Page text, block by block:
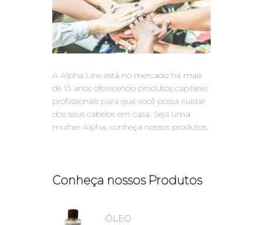
A Alpha Line está no mercado há mais
de 15 anos oferecendo produtos capilares
profissionais para que você possa cuidar
dos seus cabelos em casa. Seja uma
mulher Alpha, conheça nossos produtos.
Conheça nossos Produtos
ÓLEO